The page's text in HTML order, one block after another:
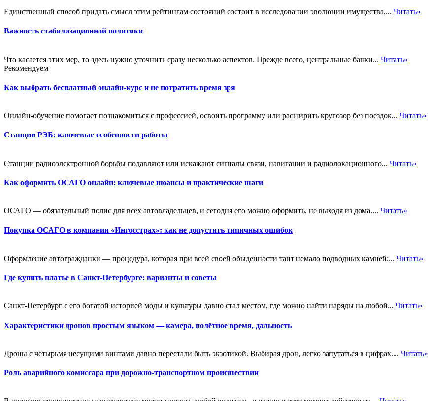
Единственный способ придать смысл этим рейтингам состояний состоит в исследовании эволюции имущества,... Читать»
Важность стабилизационной политики
Что касается этих мер, то здесь нужно уточнить сразу несколько аспектов. Прежде всего, центральные банки... Читать»
Рекомендуем
Как выбрать бесплатный онлайн-курс и не потратить время зря
Онлайн-обучение помогает познакомиться с профессией, освоить программу или расширить кругозор без поездок... Читать»
Станции РЭБ: ключевые особенности работы
Станции радиоэлектронной борьбы подавляют или искажают сигналы связи, навигации и радиолокационного... Читать»
Как оформить ОСАГО онлайн: ключевые нюансы и практические шаги
ОСАГО — обязательный полис для всех автовладельцев, и сегодня его можно оформить, не выходя из дома.... Читать»
Покупка ОСАГО в компании «Ингосстрах»: как не допустить типичных ошибок
Оформление автогражданки — процедура, которая при всей своей обыденности таит немало подводных камней:... Читать»
Где купить платье в Санкт-Петербурге: варианты и советы
Санкт-Петербург с его богатой историей моды и культуры давно стал местом, где можно найти наряды на любой... Читать»
Характеристики дронов простым языком — камера, полётное время, дальность
Дроны с четырьмя несущими винтами давно перестали быть экзотикой. Выбирая дрон, легко запутаться в цифрах.... Читать»
Роль аварийного комиссара при дорожно-транспортном происшествии